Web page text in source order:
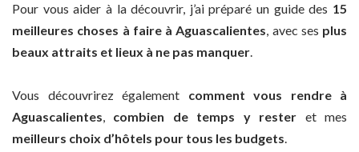
Pour vous aider à la découvrir, j’ai préparé un guide des 15
meilleures choses à faire à Aguascalientes, avec ses plus
beaux attraits et lieux à ne pas manquer.
Vous découvrirez également comment vous rendre à
Aguascalientes, combien de temps y rester et mes
meilleurs choix d’hôtels pour tous les budgets.